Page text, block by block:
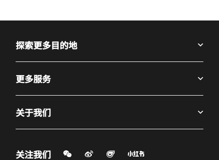
探索更多目的地
更多服务
关于我们
关注我们 微信扫一扫
微博 飞猪